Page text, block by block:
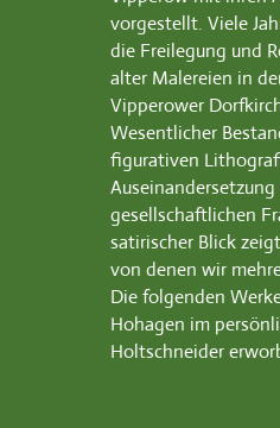
vorgestellt. Viele
die Freilegung und
alter Malereien in
Vipperower
Wesentlicher
figurativen
gesellschaftlichen
satirischer Blick
von denen wir
Die folgenden
Hohagen im
Holtschneider